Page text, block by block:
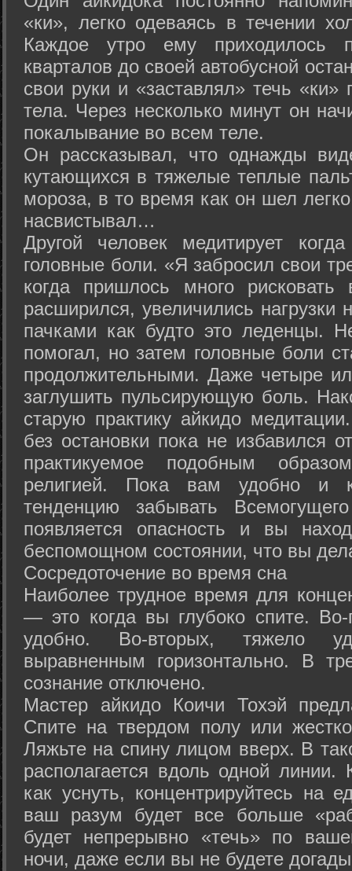
«ки», легко одеваясь в течении
Каждое утро ему приходилось
кварталов до своей автобусной
свои руки и «заставлял» течь «ки»
тела. Через несколько минут он
покалывание во всем теле.
Он рассказывал, что однажды
кутающихся в тяжелые теплые
мороза, в то время как он шел
насвистывал…
Другой человек медитирует
головные боли. «Я забросил свои
когда пришлось много
расширился, увеличились нагрузки
пачками как будто это леденцы.
помогал, но затем головные боли
продолжительными. Даже четыре
заглушить пульсирующую боль.
старую практику айкидо
без остановки пока не избавился
практикуемое подобным
религией. Пока вам удобно и
тенденцию забывать
появляется опасность и вы
беспомощном состоянии, что вы
Сосредоточение во время сна
Наиболее трудное время для
— это когда вы глубоко спите.
удобно. Во-вторых, тяжело
выравненным горизонтально. В
сознание отключено.
Мастер айкидо Коичи Тохэй
Спите на твердом полу или
Ляжьте на спину лицом вверх. В
располагается вдоль одной
как уснуть, концентрируйтесь на
ваш разум будет все больше
будет непрерывно «течь» по
ночи, даже если вы не будете